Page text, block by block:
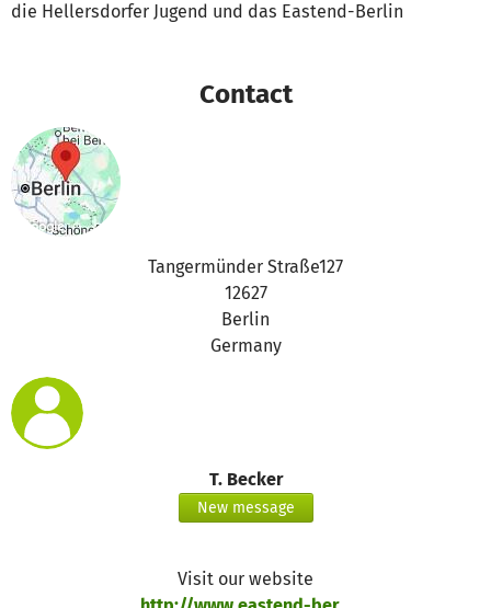
die Hellersdorfer Jugend und das Eastend-Berlin
Contact
Tangermünder Straße127
12627
Berlin
Germany
T. Becker
New message
Visit our website